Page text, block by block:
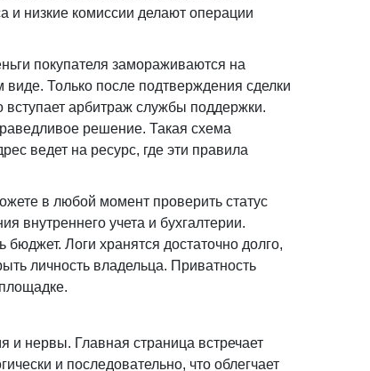
и низкие комиссии делают операции
покупателя замораживаются на
Только после подтверждения сделки
вступает арбитраж службы поддержки.
решение. Такая схема
ведет на ресурс, где эти правила
в любой момент проверить статус
внутреннего учета и бухгалтерии.
Логи хранятся достаточно долго,
личность владельца. Приватность
и нервы. Главная страница встречает
и последовательно, что облегчает